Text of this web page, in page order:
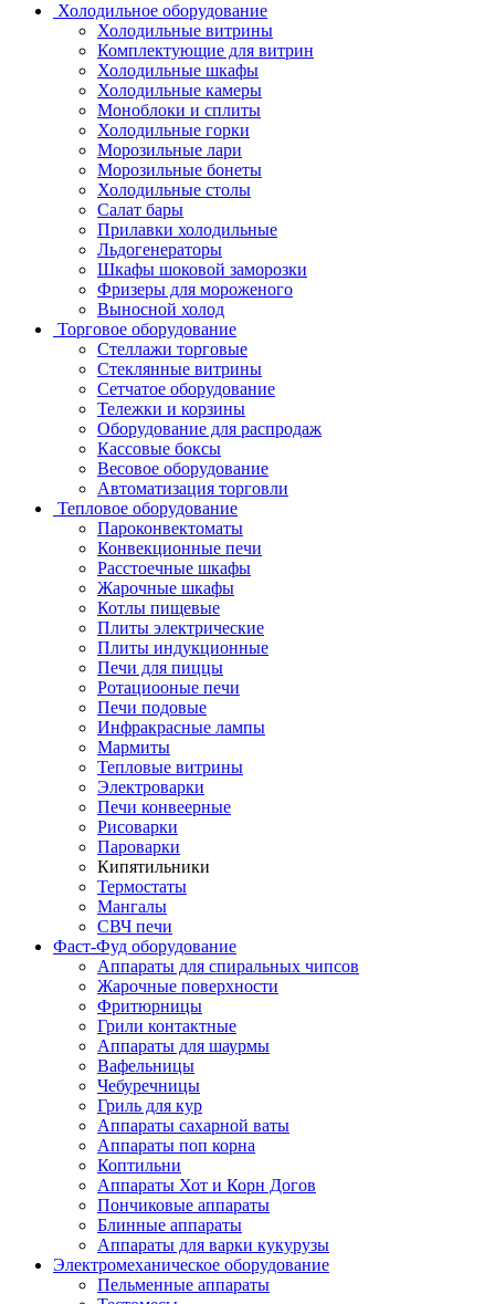
Холодильное оборудование
Холодильные витрины
Комплектующие для витрин
Холодильные шкафы
Холодильные камеры
Моноблоки и сплиты
Холодильные горки
Морозильные лари
Морозильные бонеты
Холодильные столы
Салат бары
Прилавки холодильные
Льдогенераторы
Шкафы шоковой заморозки
Фризеры для мороженого
Выносной холод
Торговое оборудование
Стеллажи торговые
Стеклянные витрины
Сетчатое оборудование
Тележки и корзины
Оборудование для распродаж
Кассовые боксы
Весовое оборудование
Автоматизация торговли
Тепловое оборудование
Пароконвектоматы
Конвекционные печи
Расстоечные шкафы
Жарочные шкафы
Котлы пищевые
Плиты электрические
Плиты индукционные
Печи для пиццы
Ротациооные печи
Печи подовые
Инфракрасные лампы
Мармиты
Тепловые витрины
Электроварки
Печи конвеерные
Рисоварки
Пароварки
Кипятильники
Термостаты
Мангалы
СВЧ печи
Фаст-Фуд оборудование
Аппараты для спиральных чипсов
Жарочные поверхности
Фритюрницы
Грили контактные
Аппараты для шаурмы
Вафельницы
Чебуречницы
Гриль для кур
Аппараты сахарной ваты
Аппараты поп корна
Коптильни
Аппараты Хот и Корн Догов
Пончиковые аппараты
Блинные аппараты
Аппараты для варки кукурузы
Электромеханическое оборудование
Пельменные аппараты